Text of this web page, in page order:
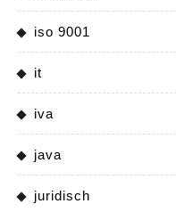
iso 9001
it
iva
java
juridisch